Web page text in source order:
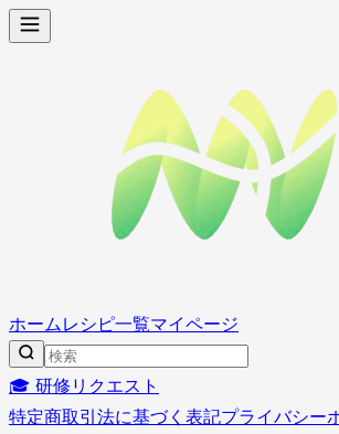
ホームレシピ一覧マイページ
🎓 研修リクエスト
特定商取引法に基づく表記プライバシー